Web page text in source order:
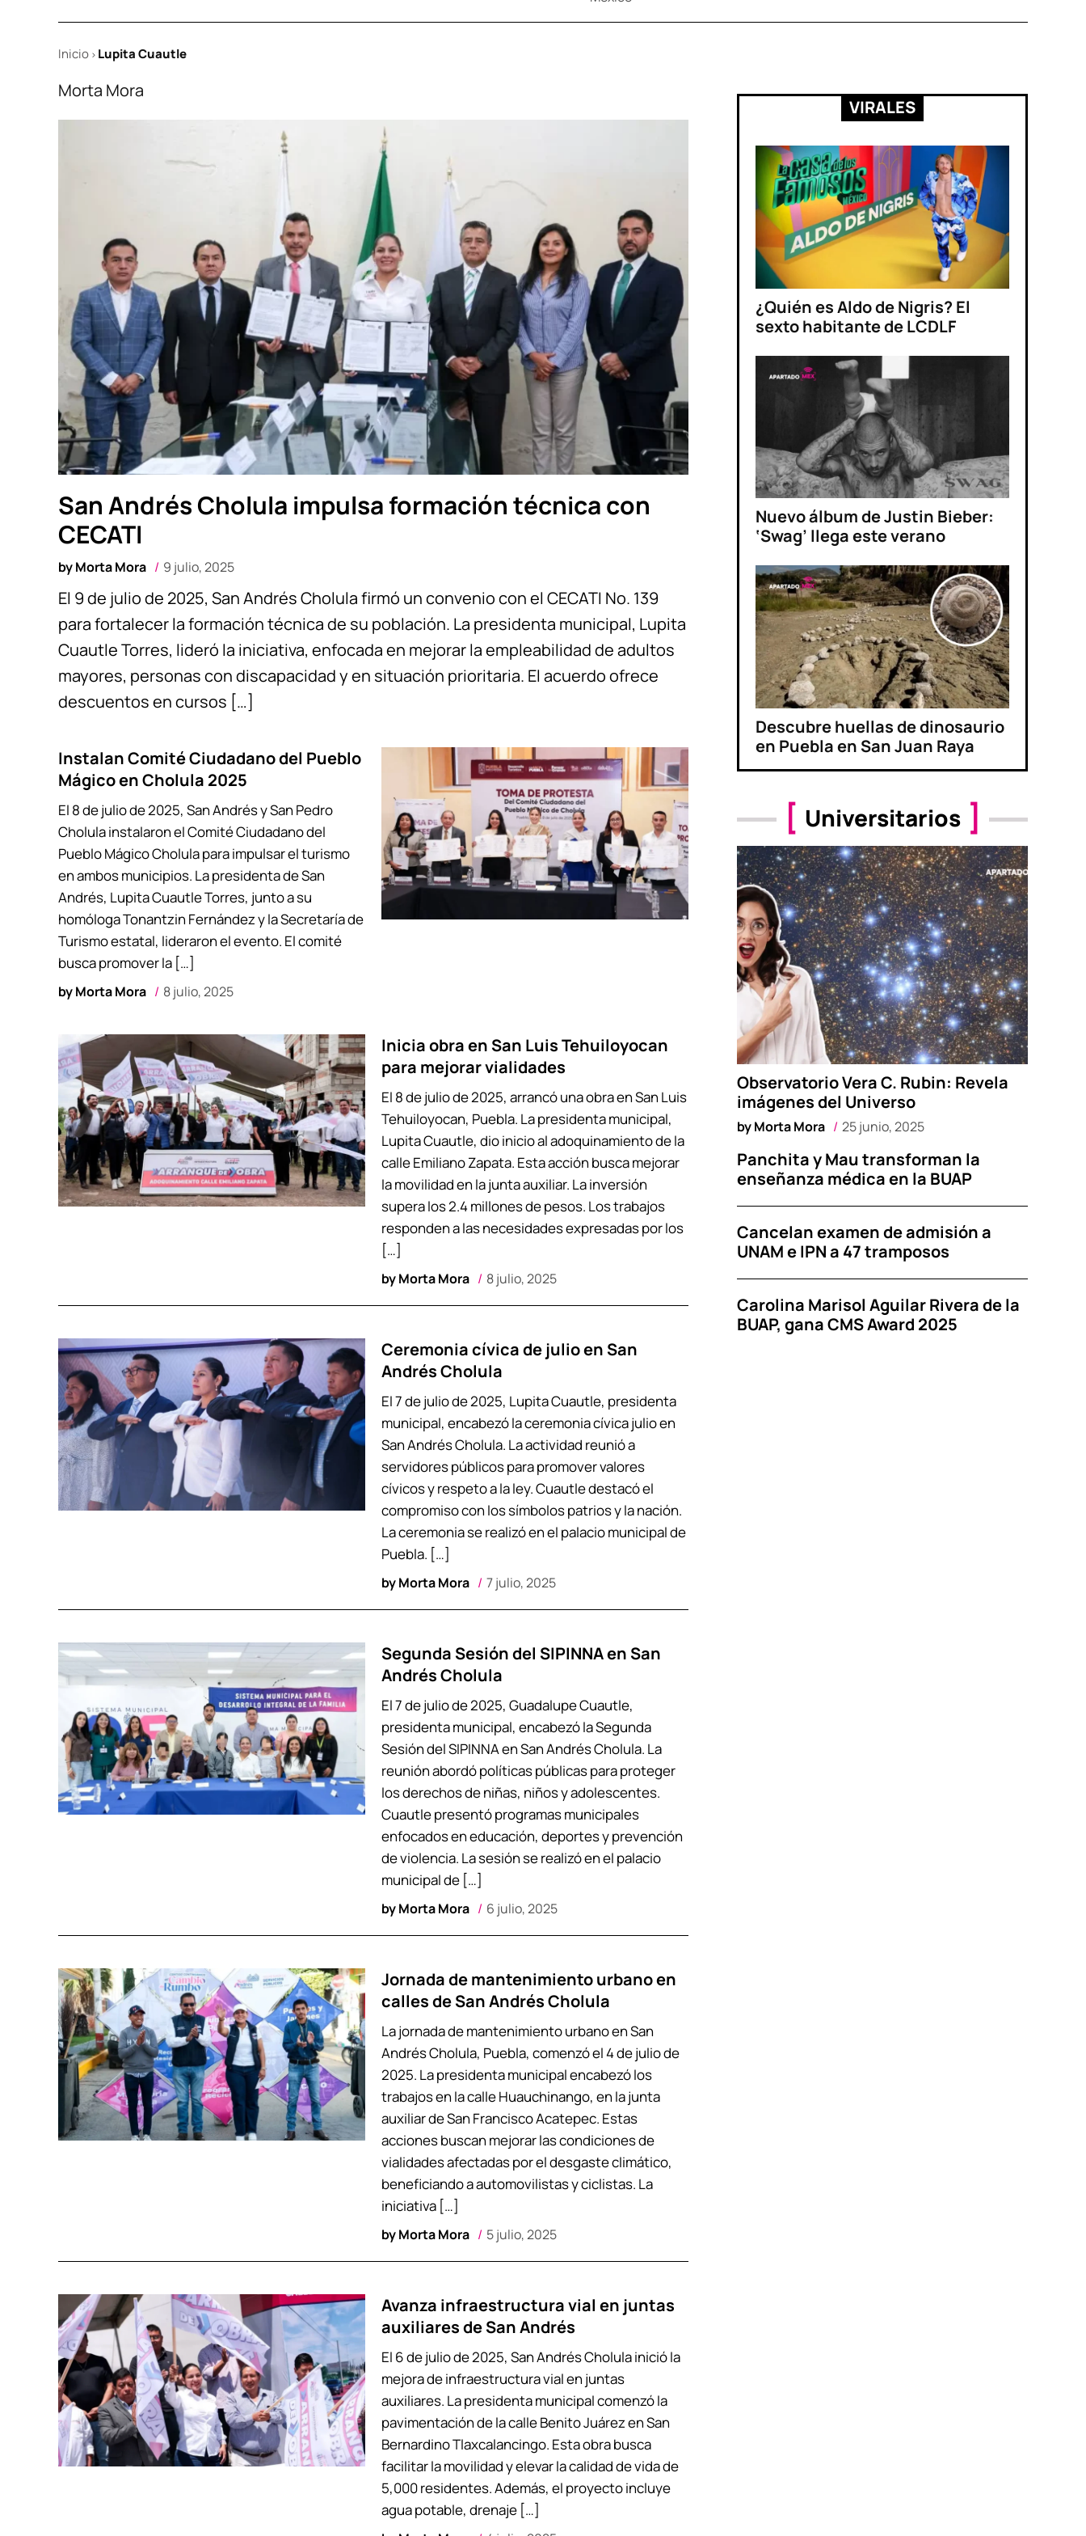
Inicio > Lupita Cuautle
Morta Mora
San Andrés Cholula impulsa formación técnica con
CECATI
byMorta Mora 9 julio, 2025
El 9 de julio de 2025, San Andrés Cholula firmó un convenio con el CECATI No. 139
para fortalecer la formación técnica de su población. La presidenta municipal, Lupita
Cuautle Torres, lideró la iniciativa, enfocada en mejorar la empleabilidad de adultos
mayores, personas con discapacidad y en situación prioritaria. El acuerdo ofrece
descuentos en cursos […]
Instalan Comité Ciudadano del Pueblo
Mágico en Cholula 2025
byMorta Mora 8 julio, 2025
El 8 de julio de 2025, San Andrés y San Pedro
Cholula instalaron el Comité Ciudadano del
Pueblo Mágico Cholula para impulsar el turismo
en ambos municipios. La presidenta de San
Andrés, Lupita Cuautle Torres, junto a su
homóloga Tonantzin Fernández y la Secretaría de
Turismo estatal, lideraron el evento. El comité
busca promover la […]
Inicia obra en San Luis Tehuiloyocan
para mejorar vialidades
byMorta Mora 8 julio, 2025
El 8 de julio de 2025, arrancó una obra en San Luis
Tehuiloyocan, Puebla. La presidenta municipal,
Lupita Cuautle, dio inicio al adoquinamiento de la
calle Emiliano Zapata. Esta acción busca mejorar
la movilidad en la junta auxiliar. La inversión
supera los 2.4 millones de pesos. Los trabajos
responden a las necesidades expresadas por los
[…]
Ceremonia cívica de julio en San
Andrés Cholula
byMorta Mora 7 julio, 2025
El 7 de julio de 2025, Lupita Cuautle, presidenta
municipal, encabezó la ceremonia cívica julio en
San Andrés Cholula. La actividad reunió a
servidores públicos para promover valores
cívicos y respeto a la ley. Cuautle destacó el
compromiso con los símbolos patrios y la nación.
La ceremonia se realizó en el palacio municipal de
Puebla. […]
Segunda Sesión del SIPINNA en San
Andrés Cholula
byMorta Mora 6 julio, 2025
El 7 de julio de 2025, Guadalupe Cuautle,
presidenta municipal, encabezó la Segunda
Sesión del SIPINNA en San Andrés Cholula. La
reunión abordó políticas públicas para proteger
los derechos de niñas, niños y adolescentes.
Cuautle presentó programas municipales
enfocados en educación, deportes y prevención
de violencia. La sesión se realizó en el palacio
municipal de […]
Jornada de mantenimiento urbano en
calles de San Andrés Cholula
byMorta Mora 5 julio, 2025
La jornada de mantenimiento urbano en San
Andrés Cholula, Puebla, comenzó el 4 de julio de
2025. La presidenta municipal encabezó los
trabajos en la calle Huauchinango, en la junta
auxiliar de San Francisco Acatepec. Estas
acciones buscan mejorar las condiciones de
vialidades afectadas por el desgaste climático,
beneficiando a automovilistas y ciclistas. La
iniciativa […]
Avanza infraestructura vial en juntas
auxiliares de San Andrés
El 6 de julio de 2025, San Andrés Cholula inició la
mejora de infraestructura vial en juntas
auxiliares. La presidenta municipal comenzó la
pavimentación de la calle Benito Juárez en San
Bernardino Tlaxcalancingo. Esta obra busca
facilitar la movilidad y elevar la calidad de vida de
5,000 residentes. Además, el proyecto incluye
agua potable, drenaje […]
VIRALES
¿Quién es Aldo de Nigris? El
sexto habitante de LCDLF
Nuevo álbum de Justin Bieber:
‘Swag’ llega este verano
Descubre huellas de dinosaurio
en Puebla en San Juan Raya
Universitarios
Observatorio Vera C. Rubin: Revela
imágenes del Universo
byMorta Mora 25 junio, 2025
Panchita y Mau transforman la
enseñanza médica en la BUAP
Cancelan examen de admisión a
UNAM e IPN a 47 tramposos
Carolina Marisol Aguilar Rivera de la
BUAP, gana CMS Award 2025